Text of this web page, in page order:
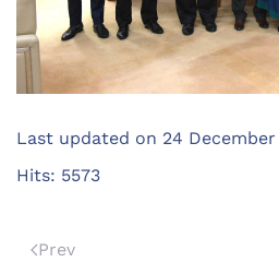
Last updated on 24
Hits: 5573
Prev